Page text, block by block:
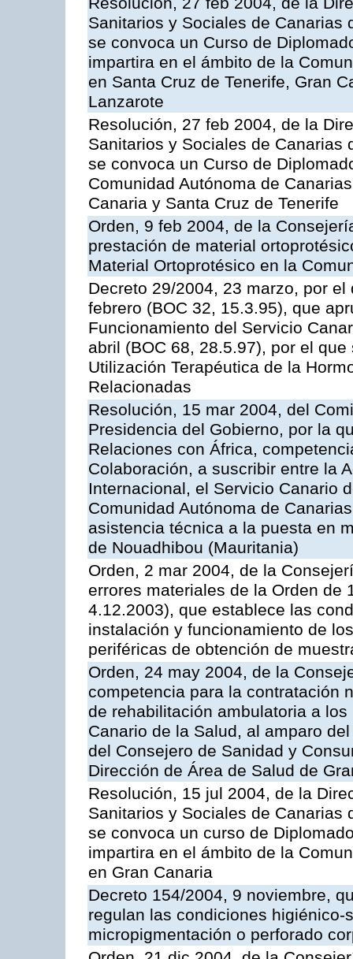
Sanitarios y Sociales de Canarias
se convoca un Curso de
impartira en el ámbito de la
en Santa Cruz de Tenerife, Gran
Lanzarote
Resolución, 27 feb 2004, de la
Sanitarios y Sociales de Canarias
se convoca un Curso de
Comunidad Autónoma de
Canaria y Santa Cruz de Tenerife
Orden, 9 feb 2004, de la
prestación de material
Material Ortoprotésico en la
Decreto 29/2004, 23 marzo, por
febrero (BOC 32, 15.3.95), que
Funcionamiento del Servicio
abril (BOC 68, 28.5.97), por el
Utilización Terapéutica de la
Relacionadas
Resolución, 15 mar 2004, del
Presidencia del Gobierno, por la
Relaciones con África,
Colaboración, a suscribir entre la
Internacional, el Servicio Canario
Comunidad Autónoma de
asistencia técnica a la puesta en
de Nouadhibou (Mauritania)
Orden, 2 mar 2004, de la
errores materiales de la Orden de
4.12.2003), que establece las
instalación y funcionamiento de
periféricas de obtención de
Orden, 24 may 2004, de la
competencia para la contratación
de rehabilitación ambulatoria a
Canario de la Salud, al amparo
del Consejero de Sanidad y
Dirección de Área de Salud de
Resolución, 15 jul 2004, de la
Sanitarios y Sociales de Canarias
se convoca un curso de
impartira en el ámbito de la
en Gran Canaria
Decreto 154/2004, 9 noviembre,
regulan las condiciones
micropigmentación o perforado